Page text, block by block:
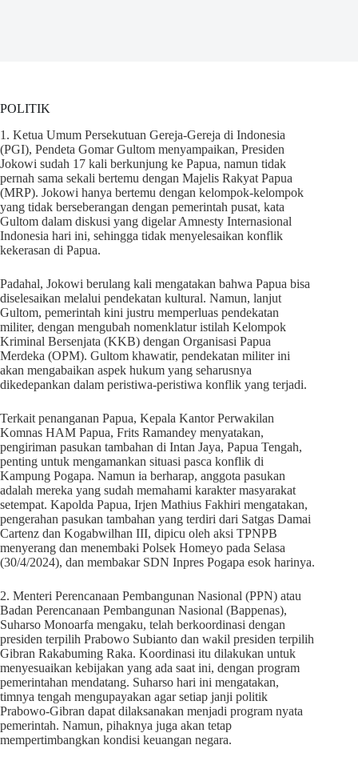
POLITIK
1. Ketua Umum Persekutuan Gereja-Gereja di Indonesia
(PGI), Pendeta Gomar Gultom menyampaikan, Presiden
Jokowi sudah 17 kali berkunjung ke Papua, namun tidak
pernah sama sekali bertemu dengan Majelis Rakyat Papua
(MRP). Jokowi hanya bertemu dengan kelompok-kelompok
yang tidak berseberangan dengan pemerintah pusat, kata
Gultom dalam diskusi yang digelar Amnesty Internasional
Indonesia hari ini, sehingga tidak menyelesaikan konflik
kekerasan di Papua.
Padahal, Jokowi berulang kali mengatakan bahwa Papua bisa
diselesaikan melalui pendekatan kultural. Namun, lanjut
Gultom, pemerintah kini justru memperluas pendekatan
militer, dengan mengubah nomenklatur istilah Kelompok
Kriminal Bersenjata (KKB) dengan Organisasi Papua
Merdeka (OPM). Gultom khawatir, pendekatan militer ini
akan mengabaikan aspek hukum yang seharusnya
dikedepankan dalam peristiwa-peristiwa konflik yang terjadi.
Terkait penanganan Papua, Kepala Kantor Perwakilan
Komnas HAM Papua, Frits Ramandey menyatakan,
pengiriman pasukan tambahan di Intan Jaya, Papua Tengah,
penting untuk mengamankan situasi pasca konflik di
Kampung Pogapa. Namun ia berharap, anggota pasukan
adalah mereka yang sudah memahami karakter masyarakat
setempat. Kapolda Papua, Irjen Mathius Fakhiri mengatakan,
pengerahan pasukan tambahan yang terdiri dari Satgas Damai
Cartenz dan Kogabwilhan III, dipicu oleh aksi TPNPB
menyerang dan menembaki Polsek Homeyo pada Selasa
(30/4/2024), dan membakar SDN Inpres Pogapa esok harinya.
2. Menteri Perencanaan Pembangunan Nasional (PPN) atau
Badan Perencanaan Pembangunan Nasional (Bappenas),
Suharso Monoarfa mengaku, telah berkoordinasi dengan
presiden terpilih Prabowo Subianto dan wakil presiden terpilih
Gibran Rakabuming Raka. Koordinasi itu dilakukan untuk
menyesuaikan kebijakan yang ada saat ini, dengan program
pemerintahan mendatang. Suharso hari ini mengatakan,
timnya tengah mengupayakan agar setiap janji politik
Prabowo-Gibran dapat dilaksanakan menjadi program nyata
pemerintah. Namun, pihaknya juga akan tetap
mempertimbangkan kondisi keuangan negara.